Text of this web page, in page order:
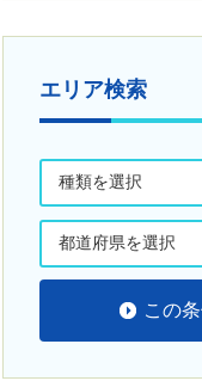
エリア検索
この